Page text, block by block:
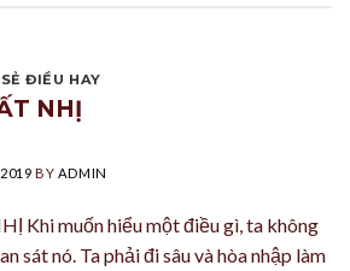
ĐIỀU HAY
NHỊ
BY ADMIN
Khi muốn hiểu một điều gì, ta không
sát nó. Ta phải đi sâu và hòa nhập làm